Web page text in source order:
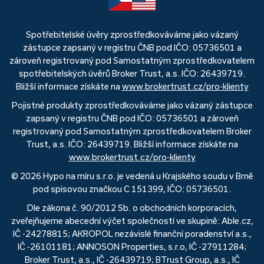
Spotřebitelské úvěry zprostředkováváme jako vázaný
zástupce zapsaný v registru ČNB pod IČO: 05736501 a
zároveň registrovaný pod Samostatným zprostředkovatelem
spotřebitelských úvěrů Broker Trust, a.s. IČO: 26439719.
Bližší informace získáte na www.brokertrust.cz/pro-klienty
Pojistné produkty zprostředkováváme jako vázaný zástupce
zapsaný v registru ČNB pod IČO: 05736501 a zároveň
registrovaný pod Samostatným zprostředkovatelem Broker
Trust, a.s. IČO: 26439719. Bližší informace získáte na
www.brokertrust.cz/pro-klienty
© 2026 Hypo na míru s.r.o. je vedená u Krajského soudu v Brně
pod spisovou značkou C 151399, IČO: 05736501.
Dle zákona č. 90/2012 Sb. o obchodních korporacích,
zveřejňujeme abecední výčet společností ve skupině: Able.cz,
IČ -24278815; AKROPOL nezávislé finanční poradenství a.s.,
IČ -26101181; ANNOSON Properties, s.r.o, IČ -27911284;
Broker Trust, a.s., IČ -26439719; BTrust Group, a.s., IČ